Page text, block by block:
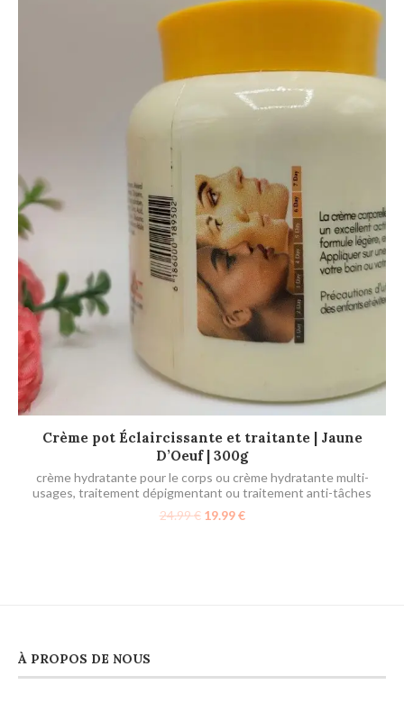
AJOUTER AU PANIER
Crème pot Éclaircissante et traitante | Jaune
D’Oeuf | 300g
crème hydratante pour le corps ou crème hydratante multi-
usages, traitement dépigmentant ou traitement anti-tâches
24.99€ 19.99€
À PROPOS DE NOUS